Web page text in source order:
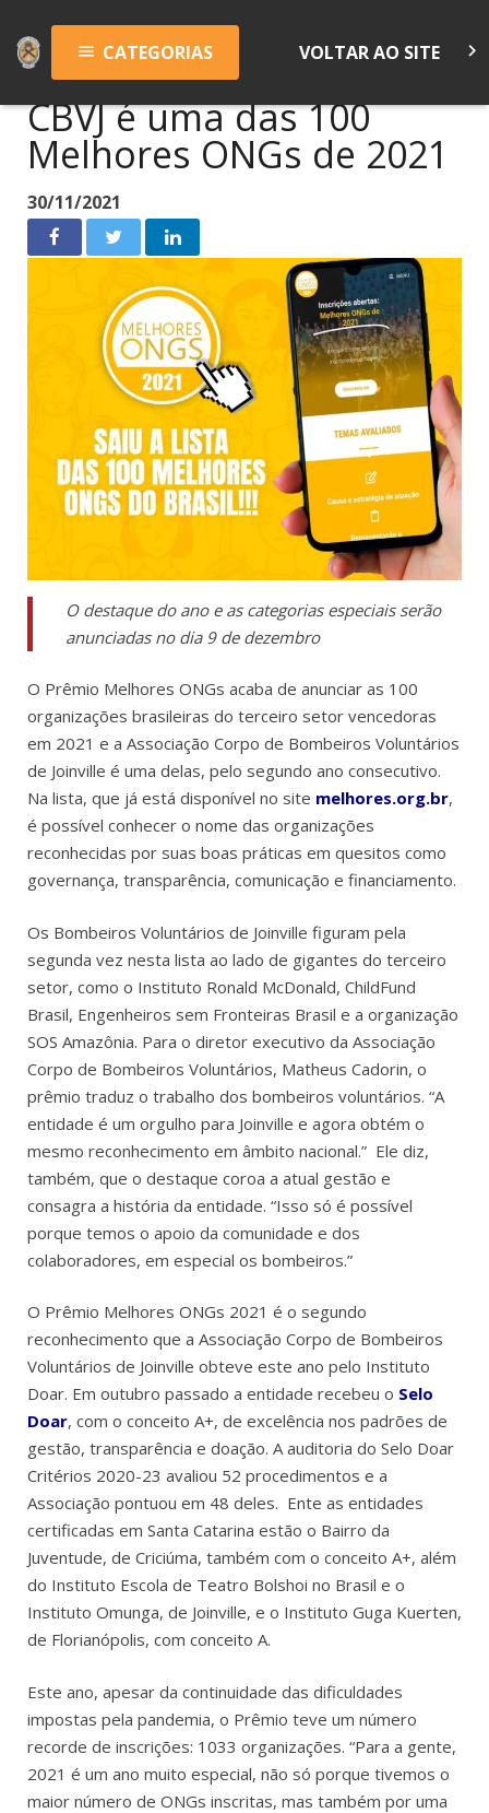
menu CATEGORIAS VOLTAR AO SITE keyboard_arrow_right
CBVJ é uma das 100
Melhores ONGs de 2021
30/11/2021
O destaque do ano e as categorias especiais serão
anunciadas no dia 9 de dezembro
O Prêmio Melhores ONGs acaba de anunciar as 100
organizações brasileiras do terceiro setor vencedoras
em 2021 e a Associação Corpo de Bombeiros Voluntários
de Joinville é uma delas, pelo segundo ano consecutivo.
Na lista, que já está disponível no site melhores.org.br,
é possível conhecer o nome das organizações
reconhecidas por suas boas práticas em quesitos como
governança, transparência, comunicação e financiamento.
Os Bombeiros Voluntários de Joinville figuram pela
segunda vez nesta lista ao lado de gigantes do terceiro
setor, como o Instituto Ronald McDonald, ChildFund
Brasil, Engenheiros sem Fronteiras Brasil e a organização
SOS Amazônia. Para o diretor executivo da Associação
Corpo de Bombeiros Voluntários, Matheus Cadorin, o
prêmio traduz o trabalho dos bombeiros voluntários. “A
entidade é um orgulho para Joinville e agora obtém o
mesmo reconhecimento em âmbito nacional.” Ele diz,
também, que o destaque coroa a atual gestão e
consagra a história da entidade. “Isso só é possível
porque temos o apoio da comunidade e dos
colaboradores, em especial os bombeiros.”
O Prêmio Melhores ONGs 2021 é o segundo
reconhecimento que a Associação Corpo de Bombeiros
Voluntários de Joinville obteve este ano pelo Instituto
Doar. Em outubro passado a entidade recebeu o Selo
Doar, com o conceito A+, de excelência nos padrões de
gestão, transparência e doação. A auditoria do Selo Doar
Critérios 2020-23 avaliou 52 procedimentos e a
Associação pontuou em 48 deles. Ente as entidades
certificadas em Santa Catarina estão o Bairro da
Juventude, de Criciúma, também com o conceito A+, além
do Instituto Escola de Teatro Bolshoi no Brasil e o
Instituto Omunga, de Joinville, e o Instituto Guga Kuerten,
de Florianópolis, com conceito A.
Este ano, apesar da continuidade das dificuldades
impostas pela pandemia, o Prêmio teve um número
recorde de inscrições: 1033 organizações. “Para a gente,
2021 é um ano muito especial, não só porque tivemos o
maior número de ONGs inscritas, mas também por uma